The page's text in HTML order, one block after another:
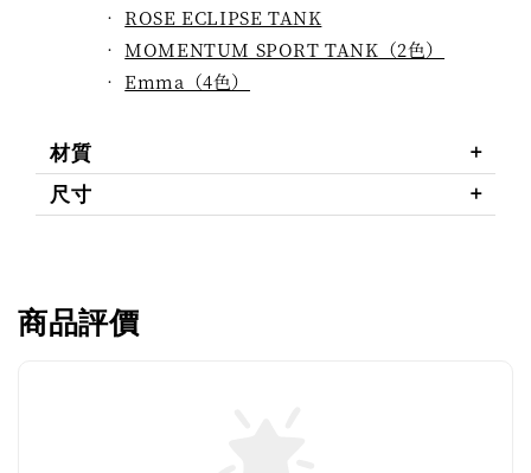
‧ROSE ECLIPSE TANK
‧MOMENTUM SPORT TANK（2色）
‧Emma（4色）
材質
尺寸
商品評價